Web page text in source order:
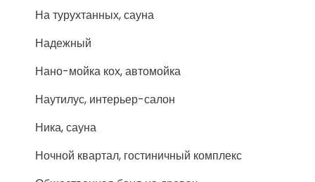
На турухтанных, сауна
Надежный
Нано-мойка кох, автомойка
Наутилус, интерьер-салон
Ника, сауна
Ночной квартал, гостиничный комплекс